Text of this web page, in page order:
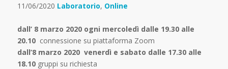
11/06/2020 Laboratorio, Online
dall’ 8 marzo 2020 ogni mercoledì dalle 19.30 alle
20.10 connessione su piattaforma Zoom
dall’8 marzo 2020 venerdì e sabato dalle 17.30 alle
18.10gruppi su richiesta